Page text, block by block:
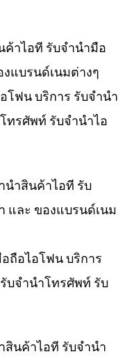
ค้าไอที รับจำนำมือ
แบรนด์เนมต่างๆ
โฟน บริการ รับจำนำ
ทรศัพท์ รับจำนำไอ
นำสินค้าไอที รับ
และ ของแบรนด์เนม
ถือไอโฟน บริการ
บจำนำโทรศัพท์ รับ
สินค้าไอที รับจำนำ